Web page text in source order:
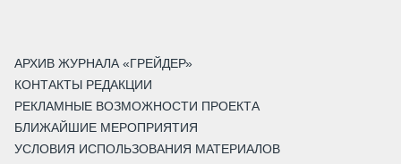
АРХИВ ЖУРНАЛА «ГРЕЙДЕР»
КОНТАКТЫ РЕДАКЦИИ
РЕКЛАМНЫЕ ВОЗМОЖНОСТИ ПРОЕКТА
БЛИЖАЙШИЕ МЕРОПРИЯТИЯ
УСЛОВИЯ ИСПОЛЬЗОВАНИЯ МАТЕРИАЛОВ